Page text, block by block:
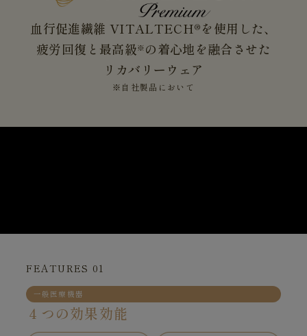
血行促進繊維 VITALTECH®を使用した、
疲労回復と最高級※ の着心地を融合させた
リカバリーウェア
※自社製品において
FEATURES 01
一般医療機器
４つの効果効能